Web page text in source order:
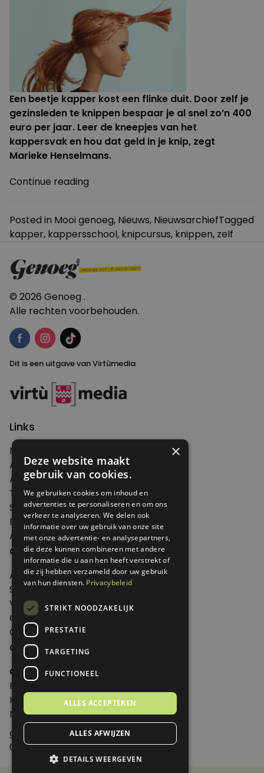
Een beetje kapper kost een flinke duit. Door zelf je
gezinsleden te knippen bespaar je al snel zo’n 400
euro per jaar. Leer de kneepjes van het
kappersvak en hou dat geld in je knip, zegt
Marieke Henselmans.
Continue reading
haar
–
het
Posted in Mooi genoeg, Nieuws, NieuwsarchiefTagged
kapper, kappersschool, knipcursus, knippen, zelf
© 2026 Genoeg .
Alle rechten voorbehouden.
Dit is een uitgave van Virtùmedia
Links
Nieuws
Artikelen
Agenda
Thema's
Shop
Edities
Abonneren
Over Genoeg
Adverteren
Samenwerken
Verkooppunten
Over Genoeg
Contact
Contactgegevens
Genoeg
Postbus 595 - 3700 AN Zeist
Huis ter Heideweg 13 - 3705MA Zeist
Nederland
genoeg@spabonneeservice.nl
088-1102091
×
Deze website maakt
gebruik van cookies.
We gebruiken cookies om inhoud en
advertenties te personaliseren en om ons
verkeer te analyseren. We delen ook
informatie over uw gebruik van onze site
met onze advertentie- en analysepartners,
die deze kunnen combineren met andere
informatie die u aan hen heeft verstrekt of
die zij hebben verzameld door uw gebruik
van hun diensten. Privacybeleid
STRIKT NOODZAKELIJK
PRESTATIE
TARGETING
FUNCTIONEEL
ALLES ACCEPTEREN
ALLES AFWIJZEN
DETAILS WEERGEVEN